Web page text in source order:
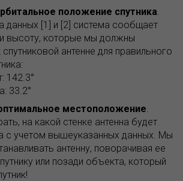
положение спутника
данных [1] и [2] система сообщает
высоту, которые мы должны
спутниковой антенне для правильного
142.3°
33.2°
местоположение
на какой стенке антенна будет
с учетом вышеуказанных данных. Мы
антенну, поворачивая ее
или позади объекта, который